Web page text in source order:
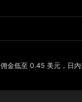
佣金低至 0.45 美元，日